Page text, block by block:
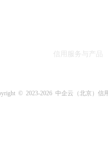
信用服务与产品
© 2023-2026 中企云（北京）信